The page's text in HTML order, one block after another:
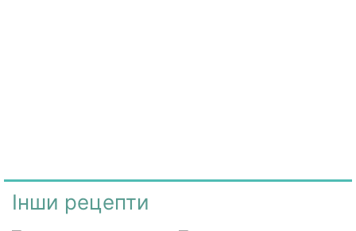
Інши рецепти